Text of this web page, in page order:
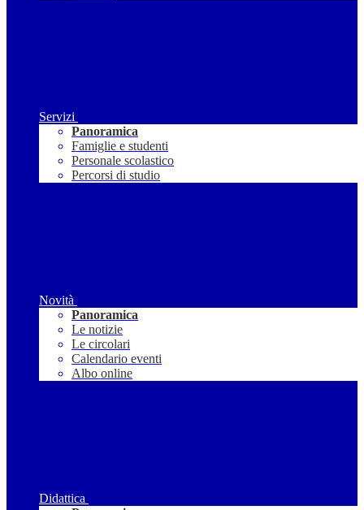
Servizi
Panoramica
Famiglie e studenti
Personale scolastico
Percorsi di studio
Novità
Panoramica
Le notizie
Le circolari
Calendario eventi
Albo online
Didattica